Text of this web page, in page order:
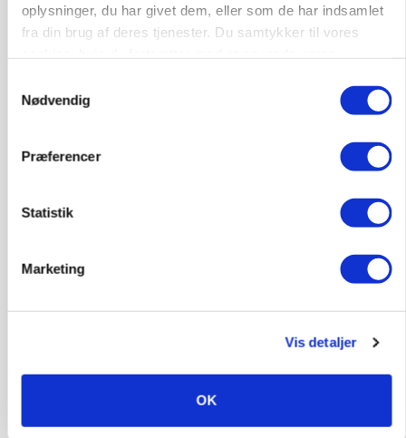
oplysninger, du har givet dem, eller som de har indsamlet
fra din brug af deres tjenester. Du samtykker til vores
Nødvendig
Præferencer
Statistik
Marketing
Vis detaljer
OK
marked for biokul
Annonce
Loading...